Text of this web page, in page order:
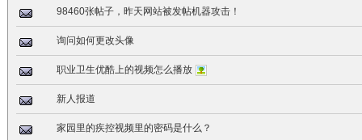
98460张帖子，昨天网站被发帖机器攻击！
询问如何更改头像
职业卫生优酷上的视频怎么播放
新人报道
家园里的疾控视频里的密码是什么？